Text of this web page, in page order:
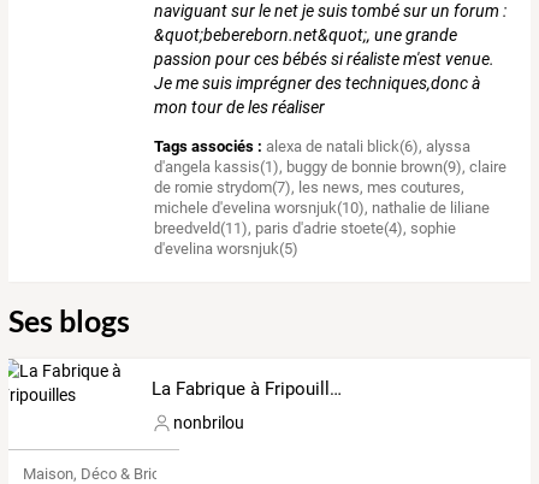
naviguant sur le net je suis tombé sur un forum :
&quot;bebereborn.net&quot;, une grande
passion pour ces bébés si réaliste m'est venue.
Je me suis imprégner des techniques,donc à
mon tour de les réaliser
Tags associés : alexa de natali blick(6),alyssa
d'angela kassis(1), buggy de bonnie brown(9),claire
de romie strydom(7), les news, mes coutures,
michele d'evelina worsnjuk(10), nathalie de liliane
breedveld(11), paris d'adrie stoete(4),sophie
d'evelina worsnjuk(5)
Ses blogs
La Fabrique à Fripouilles
nonbrilou
Maison, Déco & Bricolage